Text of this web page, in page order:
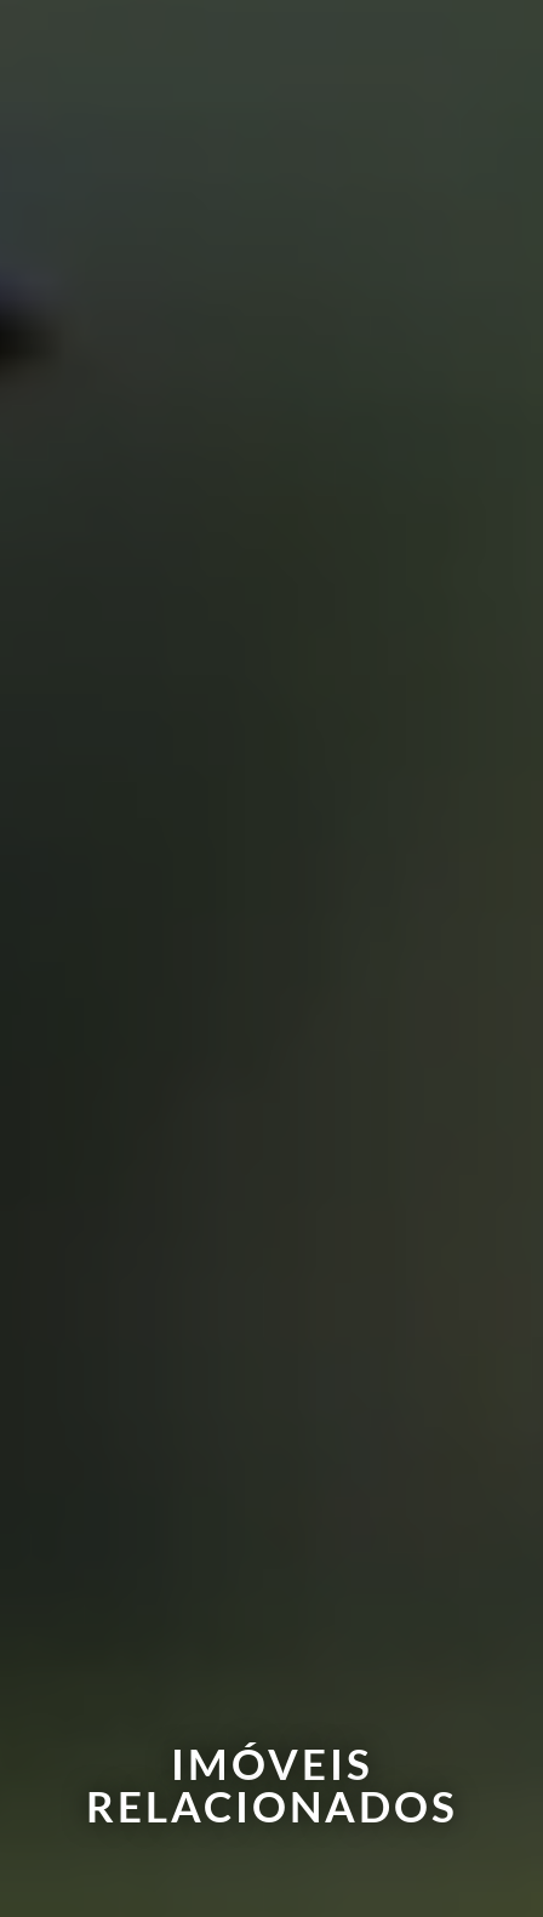
IMÓVEIS
RELACIONADOS